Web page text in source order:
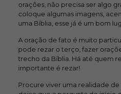
orações, não precisa ser algo
coloque algumas imagens,
uma Bíblia, esse já é um bom
A oração de fato é muito
pode rezar o terço, fazer
trecho da Bíblia. Há até quem
importante é rezar!
Procure viver uma realidade de